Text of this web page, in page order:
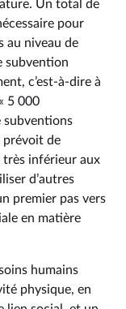
Un total de
pour
au niveau de
subvention
c’est-à-dire à
5 000
subventions
prévoit de
inférieur aux
d’autres
premier pas vers
en matière
humains
physique, en